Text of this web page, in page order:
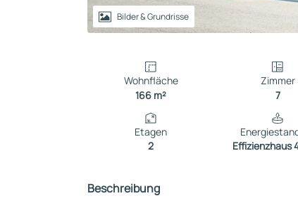
Bilder & Grundrisse
Wohnfläche
166 m²
Zimmer
7
Etagen
2
Effizienzhaus
Beschreibung